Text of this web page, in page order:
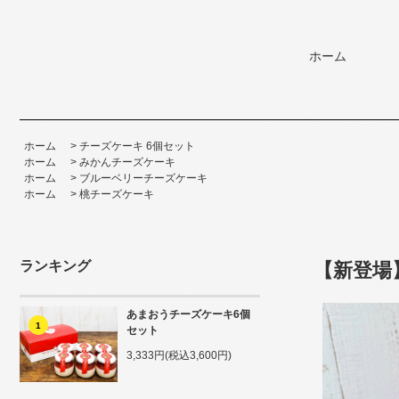
ホーム
ホーム > チーズケーキ 6個セット
ホーム
> みかんチーズケーキ
ホーム
> ブルーベリーチーズケーキ
ホーム
> 桃チーズケーキ
ランキング
1
あまおうチーズケーキ6個
セット
3,333円(税込3,600円)
【新登